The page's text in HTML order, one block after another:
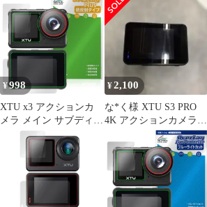
¥998
XTU x3 アクションカ
メラ メイン サブディス
プレイセット 保護 フィ
ルム OverLay Plus 液晶
保護 アンチグレア 反射
防止 非光沢 指紋防止
¥2,100
な*く様 XTU S3 PRO
4K アクションカメラ本